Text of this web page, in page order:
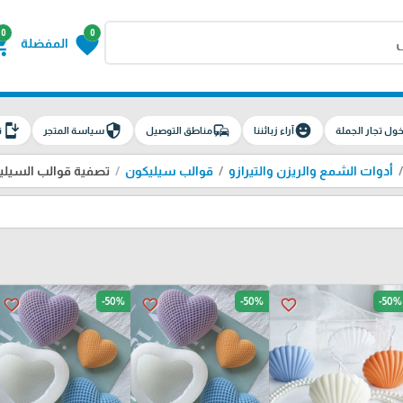
0
favorite المفضلة
0
تجار الجملة emoji_emotionsآراء زبائننا commuteمناطق التوصيل securityسياسة المتجر install_mobile
أدوات الشمع والريزن والتيرازو قوالب سيليكون تصفية قوالب
favorite_border -50%
favorite_border -50%
favorite_border -50%